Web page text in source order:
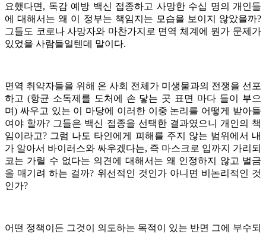
요했다면, 독감 예방 백신 접종하고 사망한 수십 명의 개인들
에 대해서는 왜 이 정부는 책임지는 모습을 보이지 않았을까?
그들도 코로나 사망자와 마찬가지로 면역 체계에 뭔가 문제가
있었을 사람들일텐데 말이다.
면역 취약자들을 위해 온 사회 전체가 미생물과의 전쟁을 선포
하고 (항균 소독제를 도처에 손 닿는 곳 표면 마다 들이 부으
며) 싸우고 있는 이 마당에 이러한 이중 논리를 어떻게 받아들
여야 할까? 그들은 백신 접종을 선택한 결과였으니 개인의 책
임이라고? 그럼 나도 타인에게 피해를 주지 않는 범위에서 내
가 알아서 바이러스와 싸우겠다는, 즉 마스크로 입까지 가리되
코는 가릴 수 없다는 의견에 대해서는 왜 인정하지 않고 벌금
을 매기려 하는 걸까? 위선적인 것인가 아니면 비논리적인 것
인가?
어떤 정책이든 그것이 의도하는 목적이 있는 반면 그에 부수되